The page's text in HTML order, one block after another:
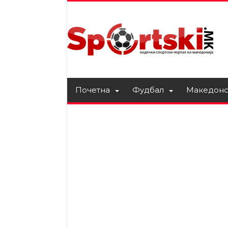
Почетна Фудбал